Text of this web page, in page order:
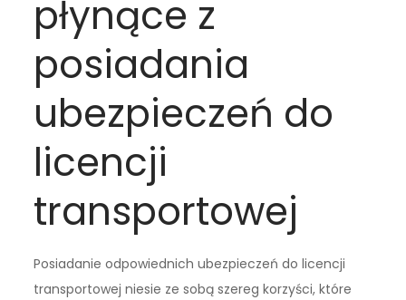
płynące z
posiadania
ubezpieczeń do
licencji
transportowej
Posiadanie odpowiednich ubezpieczeń do licencji
transportowej niesie ze sobą szereg korzyści, które